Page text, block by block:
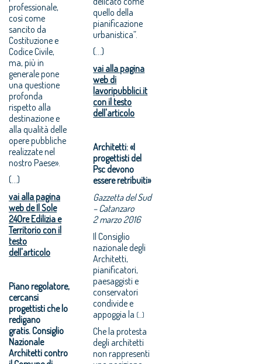
professionale,
così come
sancito da
Costituzione e
Codice Civile,
ma, più in
generale pone
una questione
profonda
rispetto alla
destinazione e
alla qualità delle
opere pubbliche
realizzate nel
nostro Paese».
(...)
vai alla pagina
web de Il Sole
24Ore Edilizia e
Territorio con il
testo
dell'articolo
Piano regolatore,
cercansi
progettisti che lo
redigano
gratis. Consiglio
Nazionale
Architetti contro
quello della
pianificazione
urbanistica”.
(...)
vai alla pagina
web di
lavoripubblici.it
con il testo
dell'articolo
Architetti: «I
progettisti del
Psc devono
essere retribuiti»
Gazzetta del Sud
– Catanzaro
2 marzo 2016
Il Consiglio
nazionale degli
Architetti,
pianificatori,
paesaggisti e
conservatori
condivide e
appoggia la (...)
Che la protesta
degli architetti
non rappresenti